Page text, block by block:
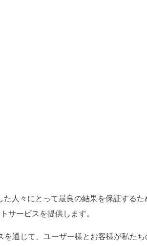
人々にとって最良の結果を保証する
サービスを提供します。
通じて、ユーザー様とお客様が私た